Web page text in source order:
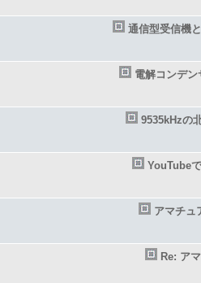
通信型受信機
電解コンデン
9535kHzの
YouTube
アマチュ
Re: ア